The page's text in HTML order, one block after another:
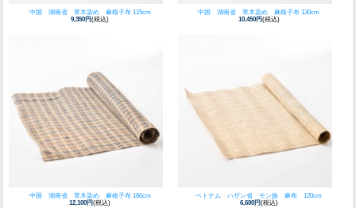
中国 湖南省 草木染め 麻格子布 115cm
9,350円(税込)
中国 湖南省 草木染め 麻格子布 130cm
10,450円(税込)
中国 湖南省 草木染め 麻格子布 160cm
12,100円(税込)
ベトナム ハザン省 モン族 麻布 120cm
6,600円(税込)